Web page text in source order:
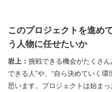
このプロジェクトを進め
う人物に任せたいか
岩上： 挑戦できる機会がたくさ
できる人”や、“自ら決めていく
思います。プロジェクトは始ま